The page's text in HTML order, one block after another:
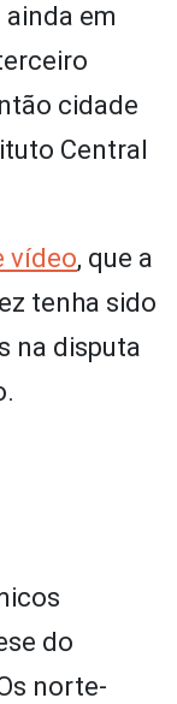
ainda em
cidade
Central
vídeo, que a
tenha sido
na disputa
do
norte-